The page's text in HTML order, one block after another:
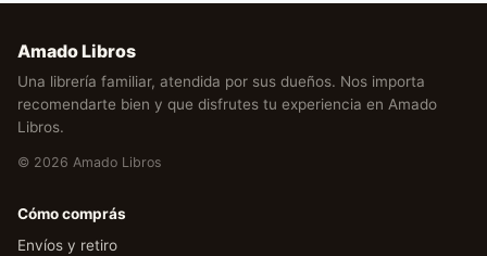
Amado Libros
Una librería familiar, atendida por sus dueños. Nos importa
recomendarte bien y que disfrutes tu experiencia en Amado
Libros.
© 2026 Amado Libros
Cómo comprás
Envíos y retiro